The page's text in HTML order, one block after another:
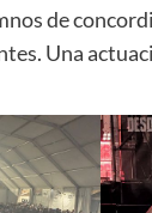
de
Una